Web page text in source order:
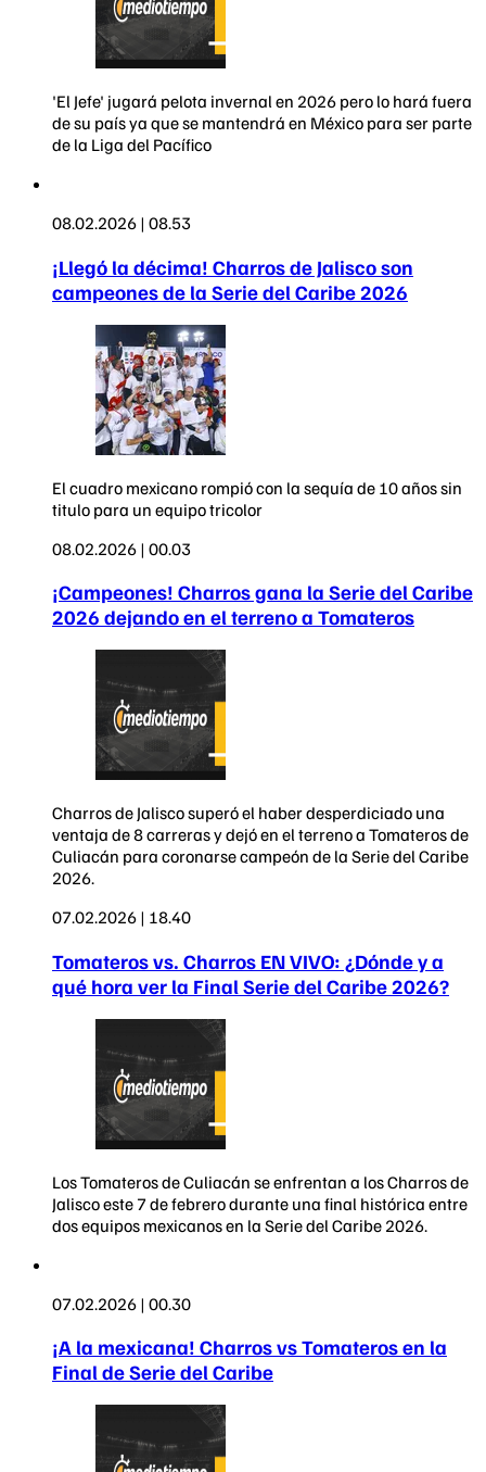
'El Jefe' jugará pelota invernal en 2026 pero lo hará fuera
de su país ya que se mantendrá en México para ser parte
de la Liga del Pacífico
08.02.2026 | 08.53
¡Llegó la décima! Charros de Jalisco son
campeones de la Serie del Caribe 2026
El cuadro mexicano rompió con la sequía de 10 años sin
titulo para un equipo tricolor
08.02.2026 | 00.03
¡Campeones! Charros gana la Serie del Caribe
2026 dejando en el terreno a Tomateros
Charros de Jalisco superó el haber desperdiciado una
ventaja de 8 carreras y dejó en el terreno a Tomateros de
Culiacán para coronarse campeón de la Serie del Caribe
2026.
07.02.2026 | 18.40
Tomateros vs. Charros EN VIVO: ¿Dónde y a
qué hora ver la Final Serie del Caribe 2026?
Los Tomateros de Culiacán se enfrentan a los Charros de
Jalisco este 7 de febrero durante una final histórica entre
dos equipos mexicanos en la Serie del Caribe 2026.
07.02.2026 | 00.30
¡A la mexicana! Charros vs Tomateros en la
Final de Serie del Caribe